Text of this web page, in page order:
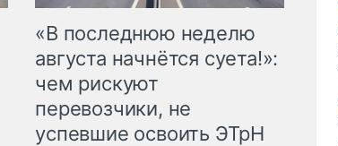
«В последнюю неделю
августа начнётся суета!»:
чем рискуют
перевозчики, не
успевшие освоить ЭТрН